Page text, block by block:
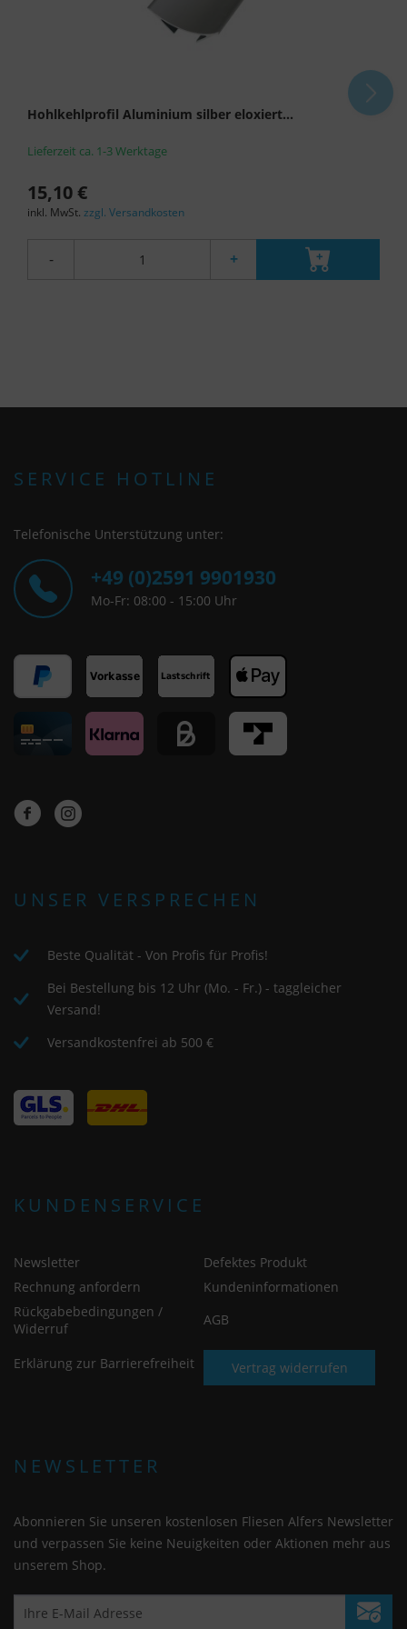
Hohlkehlprofil Aluminium silber eloxiert...
Lieferzeit ca. 1-3 Werktage
15,10 €
inkl. MwSt. zzgl. Versandkosten
- +
SERVICE HOTLINE
Telefonische Unterstützung unter:
+49 (0)2591 9901930
Mo-Fr: 08:00 - 15:00 Uhr
UNSER VERSPRECHEN
Beste Qualität - Von Profis für Profis!
Bei Bestellung bis 12 Uhr (Mo. - Fr.) - taggleicher
Versand!
Versandkostenfrei ab 500 €
KUNDENSERVICE
Newsletter
Defektes Produkt
Rechnung anfordern
Kundeninformationen
Rückgabebedingungen /
Widerruf
AGB
Erklärung zur Barrierefreiheit Vertrag widerrufen
NEWSLETTER
Abonnieren Sie unseren kostenlosen Fliesen Alfers Newsletter
und verpassen Sie keine Neuigkeiten oder Aktionen mehr aus
unserem Shop.